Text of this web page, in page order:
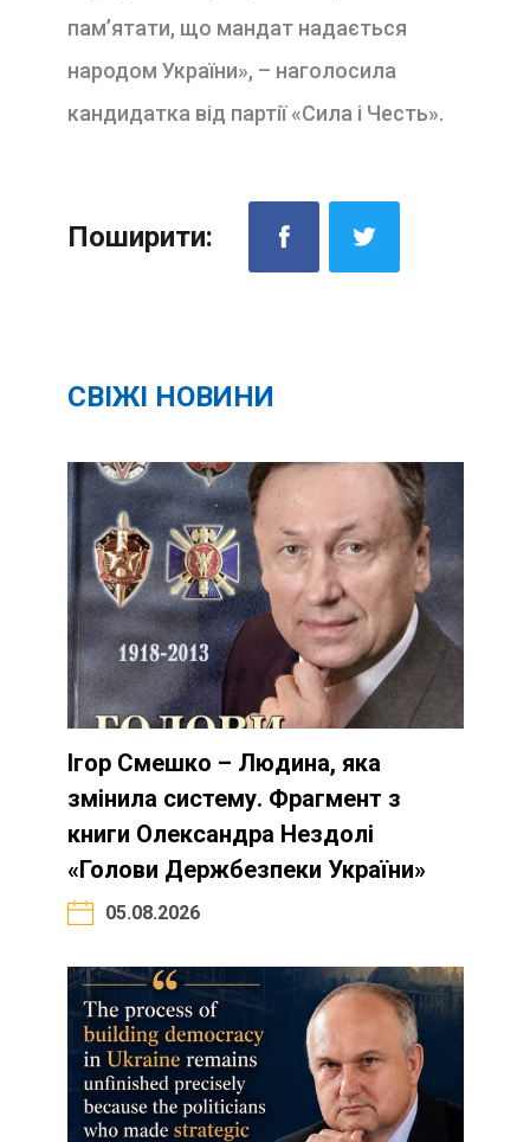
пам’ятати, що мандат надається
народом України», – наголосила
кандидатка від партії «Сила і Честь».
Поширити:
СВІЖІ НОВИНИ
Ігор Смешко – Людина, яка
змінила систему. Фрагмент з
книги Олександра Нездолі
«Голови Держбезпеки України»
05.08.2026